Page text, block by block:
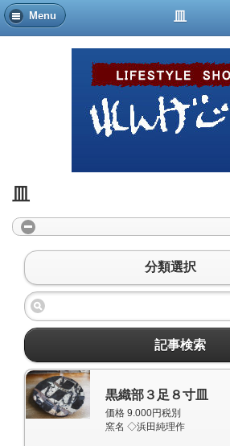
Menu 皿
皿
分類選択
記事検索
黒織部３足８寸皿
価格 9.000円税別
窯名 ◇浜田純理作